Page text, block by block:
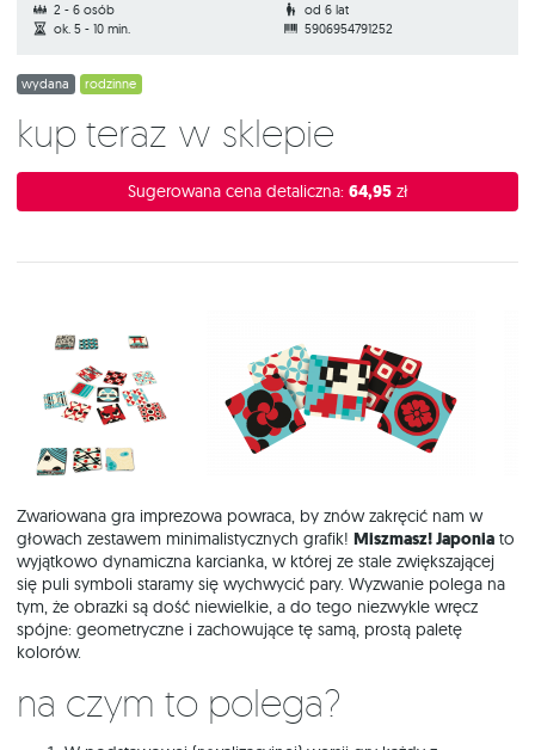
2 - 6 osób
od 6 lat
ok. 5 - 10 min.
5906954791252
wydana rodzinne
Kup teraz w sklepie
Sugerowana cena detaliczna: 64,95 zł
Zwariowana gra imprezowa powraca, by znów zakręcić nam w
głowach zestawem minimalistycznych grafik! Miszmasz! Japonia to
wyjątkowo dynamiczna karcianka, w której ze stale zwiększającej
się puli symboli staramy się wychwycić pary. Wyzwanie polega na
tym, że obrazki są dość niewielkie, a do tego niezwykle wręcz
spójne: geometryczne i zachowujące tę samą, prostą paletę
kolorów.
Na czym to polega?